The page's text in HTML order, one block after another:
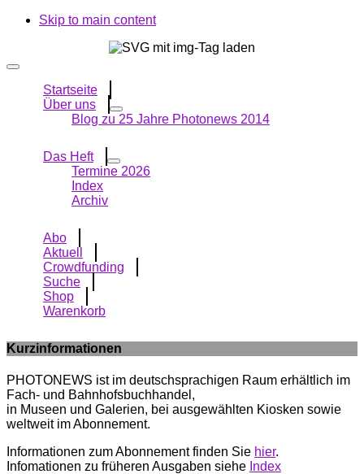
Skip to main content
Startseite
Über uns
Blog zu 25 Jahre Photonews 2014
Das Heft
Termine 2026
Index
Archiv
Abo
Aktuell
Crowdfunding
Suche
Shop
Warenkorb
Kurzinformationen
PHOTONEWS ist im deutschsprachigen Raum erhältlich im
Fach- und Bahnhofsbuchhandel,
in Museen und Galerien, bei ausgewählten Kiosken sowie
weltweit im Abonnement.
Informationen zum Abonnement finden Sie hier.
Infomationen zu früheren Ausgaben siehe Index